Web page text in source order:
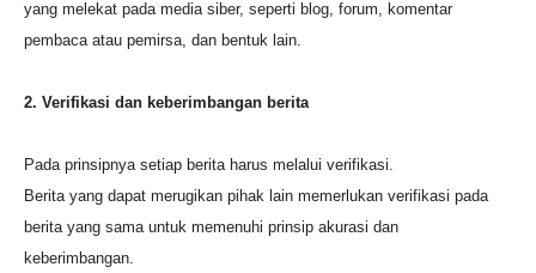
yang melekat pada media siber, seperti blog, forum, komentar
pembaca atau pemirsa, dan bentuk lain.
2. Verifikasi dan keberimbangan berita
Pada prinsipnya setiap berita harus melalui verifikasi.
Berita yang dapat merugikan pihak lain memerlukan verifikasi pada
berita yang sama untuk memenuhi prinsip akurasi dan
keberimbangan.